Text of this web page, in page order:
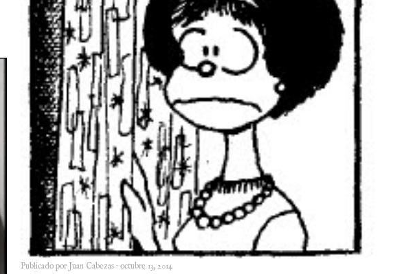
Publicado por Juan Cabezas octubre 13, 2014